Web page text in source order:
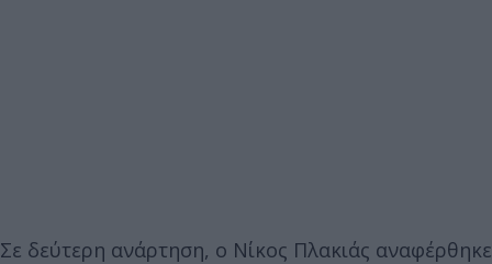
Σε δεύτερη ανάρτηση, ο Νίκος Πλακιάς αναφέρθηκε